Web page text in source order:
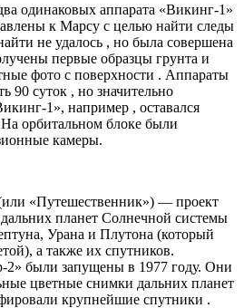
одинаковых аппарата «Викинг-1»
к Марсу с целью найти следы
не удалось , но была совершена
первые образцы грунта и
фото с поверхности . Аппараты
90 суток , но значительно
1», например , оставался
орбитальном блоке были
камеры.
«Путешественник») — проект
планет Солнечной системы
Урана и Плутона (который
а также их спутников.
2» были запущены в 1977 году. Они
цветные снимки дальних планет
крупнейшие спутники .